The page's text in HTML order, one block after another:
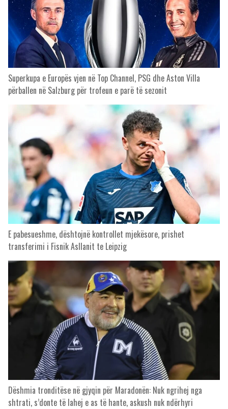
Superkupa e Europës vjen në Top Channel, PSG dhe Aston Villa
përballen në Salzburg për trofeun e parë të sezonit
E pabesueshme, dështojnë kontrollet mjekësore, prishet
transferimi i Fisnik Asllanit te Leipzig
Dëshmia tronditëse në gjyqin për Maradonën: Nuk ngrihej nga
shtrati, s’donte të lahej e as të hante, askush nuk ndërhyri